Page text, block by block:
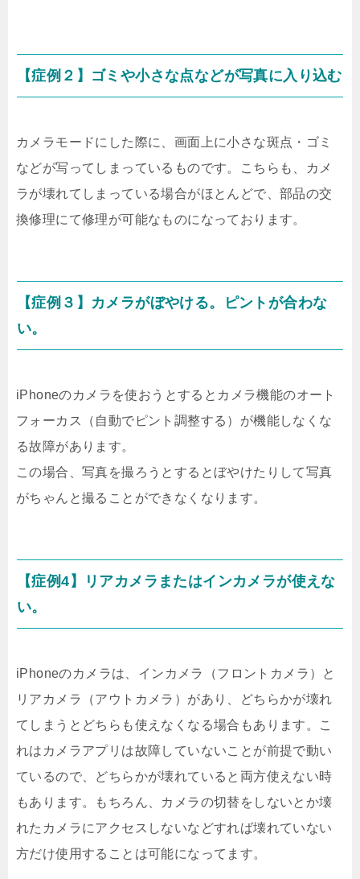
【症例２】ゴミや小さな点などが写真に入り込む
カメラモードにした際に、画面上に小さな斑点・ゴミ
などが写ってしまっているものです。こちらも、カメ
ラが壊れてしまっている場合がほとんどで、部品の交
換修理にて修理が可能なものになっております。
【症例３】カメラがぼやける。ピントが合わな
い。
iPhoneのカメラを使おうとするとカメラ機能のオート
フォーカス（自動でピント調整する）が機能しなくな
る故障があります。
この場合、写真を撮ろうとするとぼやけたりして写真
がちゃんと撮ることができなくなります。
【症例4】リアカメラまたはインカメラが使えな
い。
iPhoneのカメラは、インカメラ（フロントカメラ）と
リアカメラ（アウトカメラ）があり、どちらかが壊れ
てしまうとどちらも使えなくなる場合もあります。こ
れはカメラアプリは故障していないことが前提で動い
ているので、どちらかが壊れていると両方使えない時
もあります。もちろん、カメラの切替をしないとか壊
れたカメラにアクセスしないなどすれば壊れていない
方だけ使用することは可能になってます。